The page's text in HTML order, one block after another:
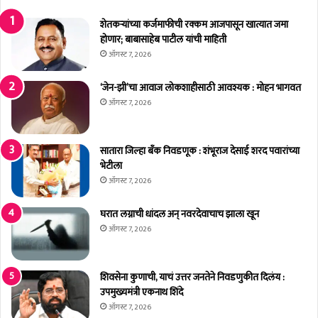
शेतकर्‍यांच्या कर्जमाफीची रक्कम आजपासून खात्यात जमा
होणार; बाबासाहेब पाटील यांची माहिती
ऑगस्ट 7, 2026
‘जेन-झी’चा आवाज लोकशाहीसाठी आवश्यक : मोहन भागवत
ऑगस्ट 7, 2026
सातारा जिल्हा बँक निवडणूक : शंभूराज देसाई शरद पवारांच्या
भेटीला
ऑगस्ट 7, 2026
घरात लग्नाची धांदल अन् नवरदेवाचाच झाला खून
ऑगस्ट 7, 2026
शिवसेना कुणाची, याचं उत्तर जनतेने निवडणुकीत दिलंय :
उपमुख्यमंत्री एकनाथ शिंदे
ऑगस्ट 7, 2026